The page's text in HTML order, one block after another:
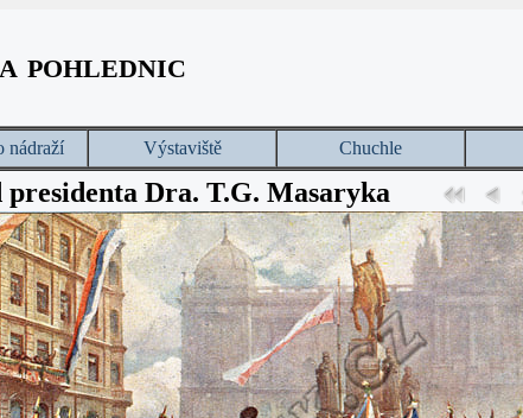
pohlednic
nádraží Výstaviště Chuchle
Dra. T.G. Masaryka